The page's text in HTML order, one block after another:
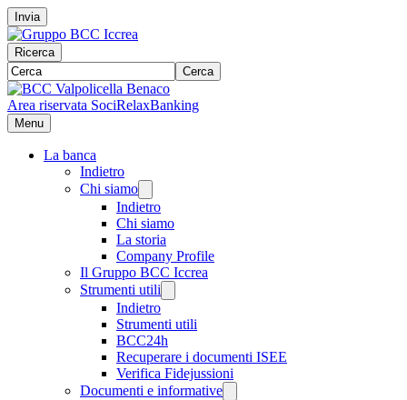
Invia
Ricerca
Cerca
Area riservata SociRelaxBanking
Menu
La banca
Indietro
Chi siamo
Indietro
Chi siamo
La storia
Company Profile
Il Gruppo BCC Iccrea
Strumenti utili
Indietro
Strumenti utili
BCC24h
Recuperare i documenti ISEE
Verifica Fidejussioni
Documenti e informative